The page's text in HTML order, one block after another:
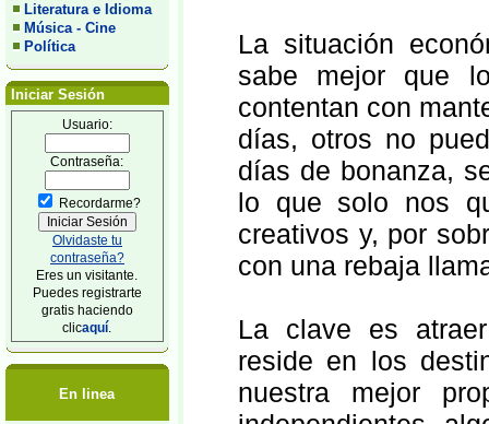
Literatura e Idioma
Música - Cine
Política
Iniciar Sesión
Usuario:
Contraseña:
Recordarme?
Olvidaste tu
contraseña?
Eres un visitante.
Puedes registrarte
gratis haciendo
clicaquí
En linea
La situación
sabe mejor que
contentan con
días, otros no
días de bonanza,
lo que solo nos
creativos y, por
con una rebaja
La clave es
reside en los
nuestra mejor